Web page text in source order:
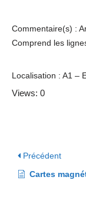
Commentaire(s) :
Comprend les
Localisation : A1 –
Views: 0
Précédent
Cartes